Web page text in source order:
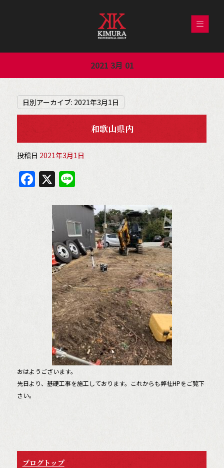
2021 3月 01
日別アーカイブ: 2021年3月1日
和歌山県内
投稿日 2021年3月1日
F X Li
e
おはようございます。
先日より、基礎工事を施工しております。これからも弊社HPをご覧下
さい。
ブログトップ